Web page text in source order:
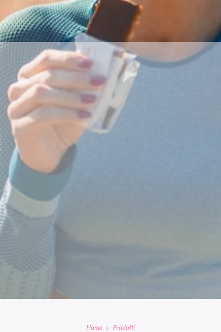
Home Prodotti